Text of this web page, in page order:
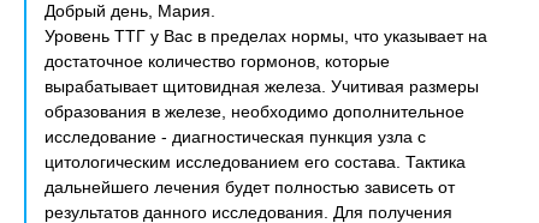
Добрый день, Мария.
Уровень ТТГ у Вас в пределах нормы, что указывает на
достаточное количество гормонов, которые
вырабатывает щитовидная железа. Учитивая размеры
образования в железе, необходимо дополнительное
исследование - диагностическая пункция узла с
цитологическим исследованием его состава. Тактика
дальнейшего лечения будет полностью зависеть от
результатов данного исследования. Для получения